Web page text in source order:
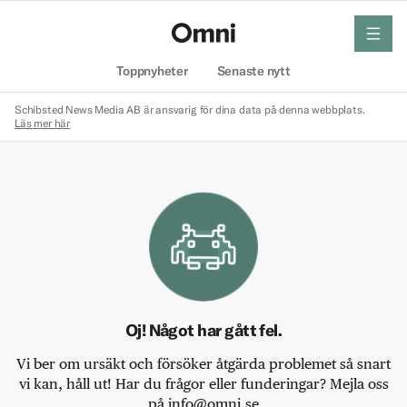
Toppnyheter Senaste nytt
meny
Schibsted News Media AB är ansvarig för dina data på denna webbplats.
Läs mer här
Oj! Något har gått fel.
Vi ber om ursäkt och försöker åtgärda problemet så snart
vi kan, håll ut! Har du frågor eller funderingar? Mejla oss